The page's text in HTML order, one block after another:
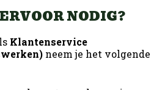
NODIG?
Klantenservice
neem je het volgende